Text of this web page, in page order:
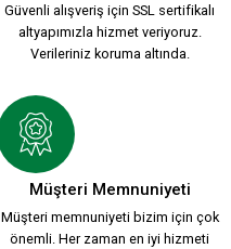
Güvenli alışveriş için SSL sertifikalı
altyapımızla hizmet veriyoruz.
Verileriniz koruma altında.
Müşteri Memnuniyeti
Müşteri memnuniyeti bizim için çok
önemli. Her zaman en iyi hizmeti